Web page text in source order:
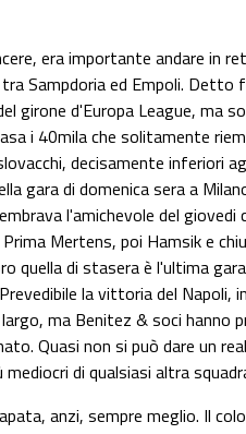
era importante andare in
Sampdoria ed Empoli.
girone d'Europa League, ma
i 40mila che solitamente
decisamente inferiori
gara di domenica sera a
l'amichevole del
Prima Mertens, poi Hamsik e
quella di stasera è l'ultima
la vittoria del
ma Benitez & soci hanno
Quasi non si può dare un
di qualsiasi altra
anzi, sempre meglio. Il